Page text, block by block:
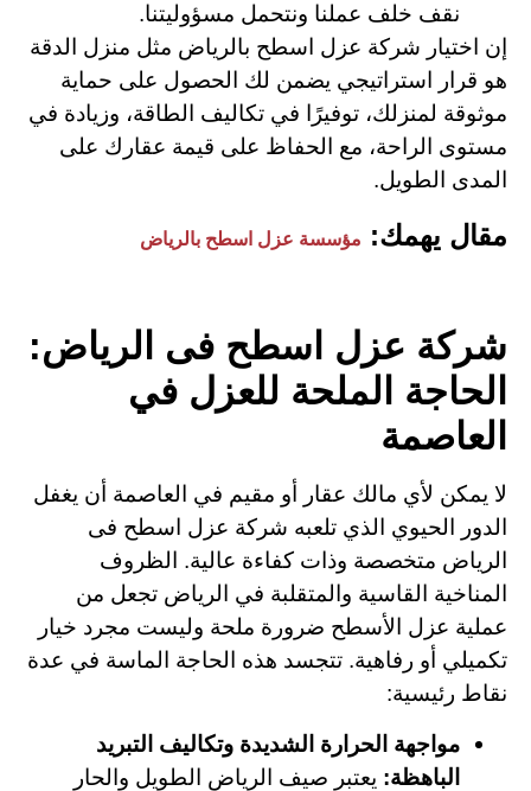
نقف خلف عملنا ونتحمل مسؤوليتنا.
إن اختيار شركة عزل اسطح بالرياض مثل منزل الدقة
هو قرار استراتيجي يضمن لك الحصول على حماية
موثوقة لمنزلك، توفيرًا في تكاليف الطاقة، وزيادة في
مستوى الراحة، مع الحفاظ على قيمة عقارك على
المدى الطويل.
مقال يهمك: مؤسسة عزل اسطح بالرياض
شركة عزل اسطح فى الرياض:
الحاجة الملحة للعزل في
العاصمة
لا يمكن لأي مالك عقار أو مقيم في العاصمة أن يغفل
الدور الحيوي الذي تلعبه شركة عزل اسطح فى
الرياض متخصصة وذات كفاءة عالية. الظروف
المناخية القاسية والمتقلبة في الرياض تجعل من
عملية عزل الأسطح ضرورة ملحة وليست مجرد خيار
تكميلي أو رفاهية. تتجسد هذه الحاجة الماسة في عدة
نقاط رئيسية:
مواجهة الحرارة الشديدة وتكاليف التبريد
الباهظة: يعتبر صيف الرياض الطويل والحار